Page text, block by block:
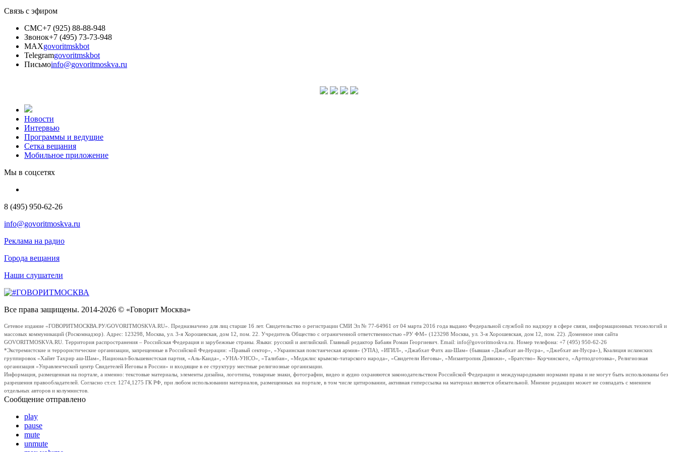
Связь с эфиром
СМС+7 (925) 88-88-948
Звонок+7 (495) 73-73-948
MAXgovoritmskbot
Telegramgovoritmskbot
Письмоinfo@govoritmoskva.ru
Новости
Интервью
Программы и ведущие
Сетка вещания
Мобильное приложение
Мы в соцсетях
8 (495) 950-62-26
info@govoritmoskva.ru
Реклама на радио
Города вещания
Наши слушатели
Все права защищены. 2014-2026 © «Говорит Москва»
Сетевое издание «ГОВОРИТМОСКВА.РУ/GOVORITMOSKVA.RU». Предназначено для лиц старше 16 лет. Свидетельство о регистрации СМИ Эл № 77-64961 от 04 марта 2016 года выдано Федеральной службой по надзору в сфере связи, информационных технологий и
массовых коммуникаций (Роскомнадзор). Адрес: 123298, Москва, ул. 3-я Хорошевская, дом 12, пом. 22. Учредитель Общество с ограниченной ответственностью «РУ ФМ» (123298 Москва, ул. 3-я Хорошевская, дом 12, пом. 22). Доменное имя сайта
GOVORITMOSKVA.RU. Территория распространения – Российская Федерация и зарубежные страны. Языки: русский и английский. Главный редактор Бабаян Роман Георгиевич. Email: info@govoritmoskva.ru. Номер телефона: +7 (495) 950-62-26
*Экстремистские и террористические организации, запрещенные в Российской Федерации: «Правый сектор», «Украинская повстанческая армия» (УПА), «ИГИЛ», «Джабхат Фатх аш-Шам» (бывшая «Джабхат ан-Нусра», «Джебхат ан-Нусра»), Коалиция исламских
группировок «Хайят Тахрир аш-Шам», Национал-Большевистская партия, «Аль-Каида», «УНА-УНСО», «Талибан», «Меджлис крымско-татарского народа», «Свидетели Иеговы», «Мизантропик Дивижн», «Братство» Корчинского, «Артподготовка», Религиозная
организация «Управленческий центр Свидетелей Иеговы в России» и входящие в ее структуру местные религиозные организации.
Информация, размещенная на портале, а именно: текстовые материалы, элементы дизайна, логотипы, товарные знаки, фотографии, видео и аудио охраняются законодательством Российской Федерации и международными нормами права и не могут быть использованы без
разрешения правообладателей. Согласно ст.ст. 1274,1275 ГК РФ, при любом использовании материалов, размещенных на портале, в том числе цитировании, активная гиперссылка на материал является обязательной. Мнение редакции может не совпадать с мнением
отдельных авторов и колумнистов.
Сообщение отправлено
play
pause
mute
unmute